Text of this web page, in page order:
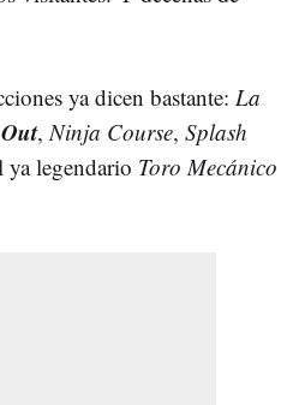
ya dicen bastante: La
, Ninja Course, Splash
ya legendario Toro Mecánico